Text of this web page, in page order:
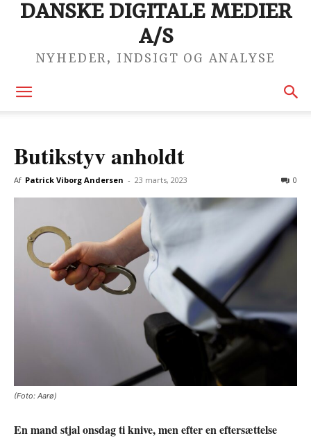
DANSKE DIGITALE MEDIER
A/S
NYHEDER, INDSIGT OG ANALYSE
Butikstyv anholdt
Af Patrick Viborg Andersen - 23 marts, 2023 0
(Foto: Aarø)
En mand stjal onsdag ti knive, men efter en eftersættelse